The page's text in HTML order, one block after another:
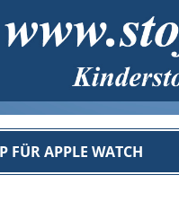
FÜR APPLE WATCH